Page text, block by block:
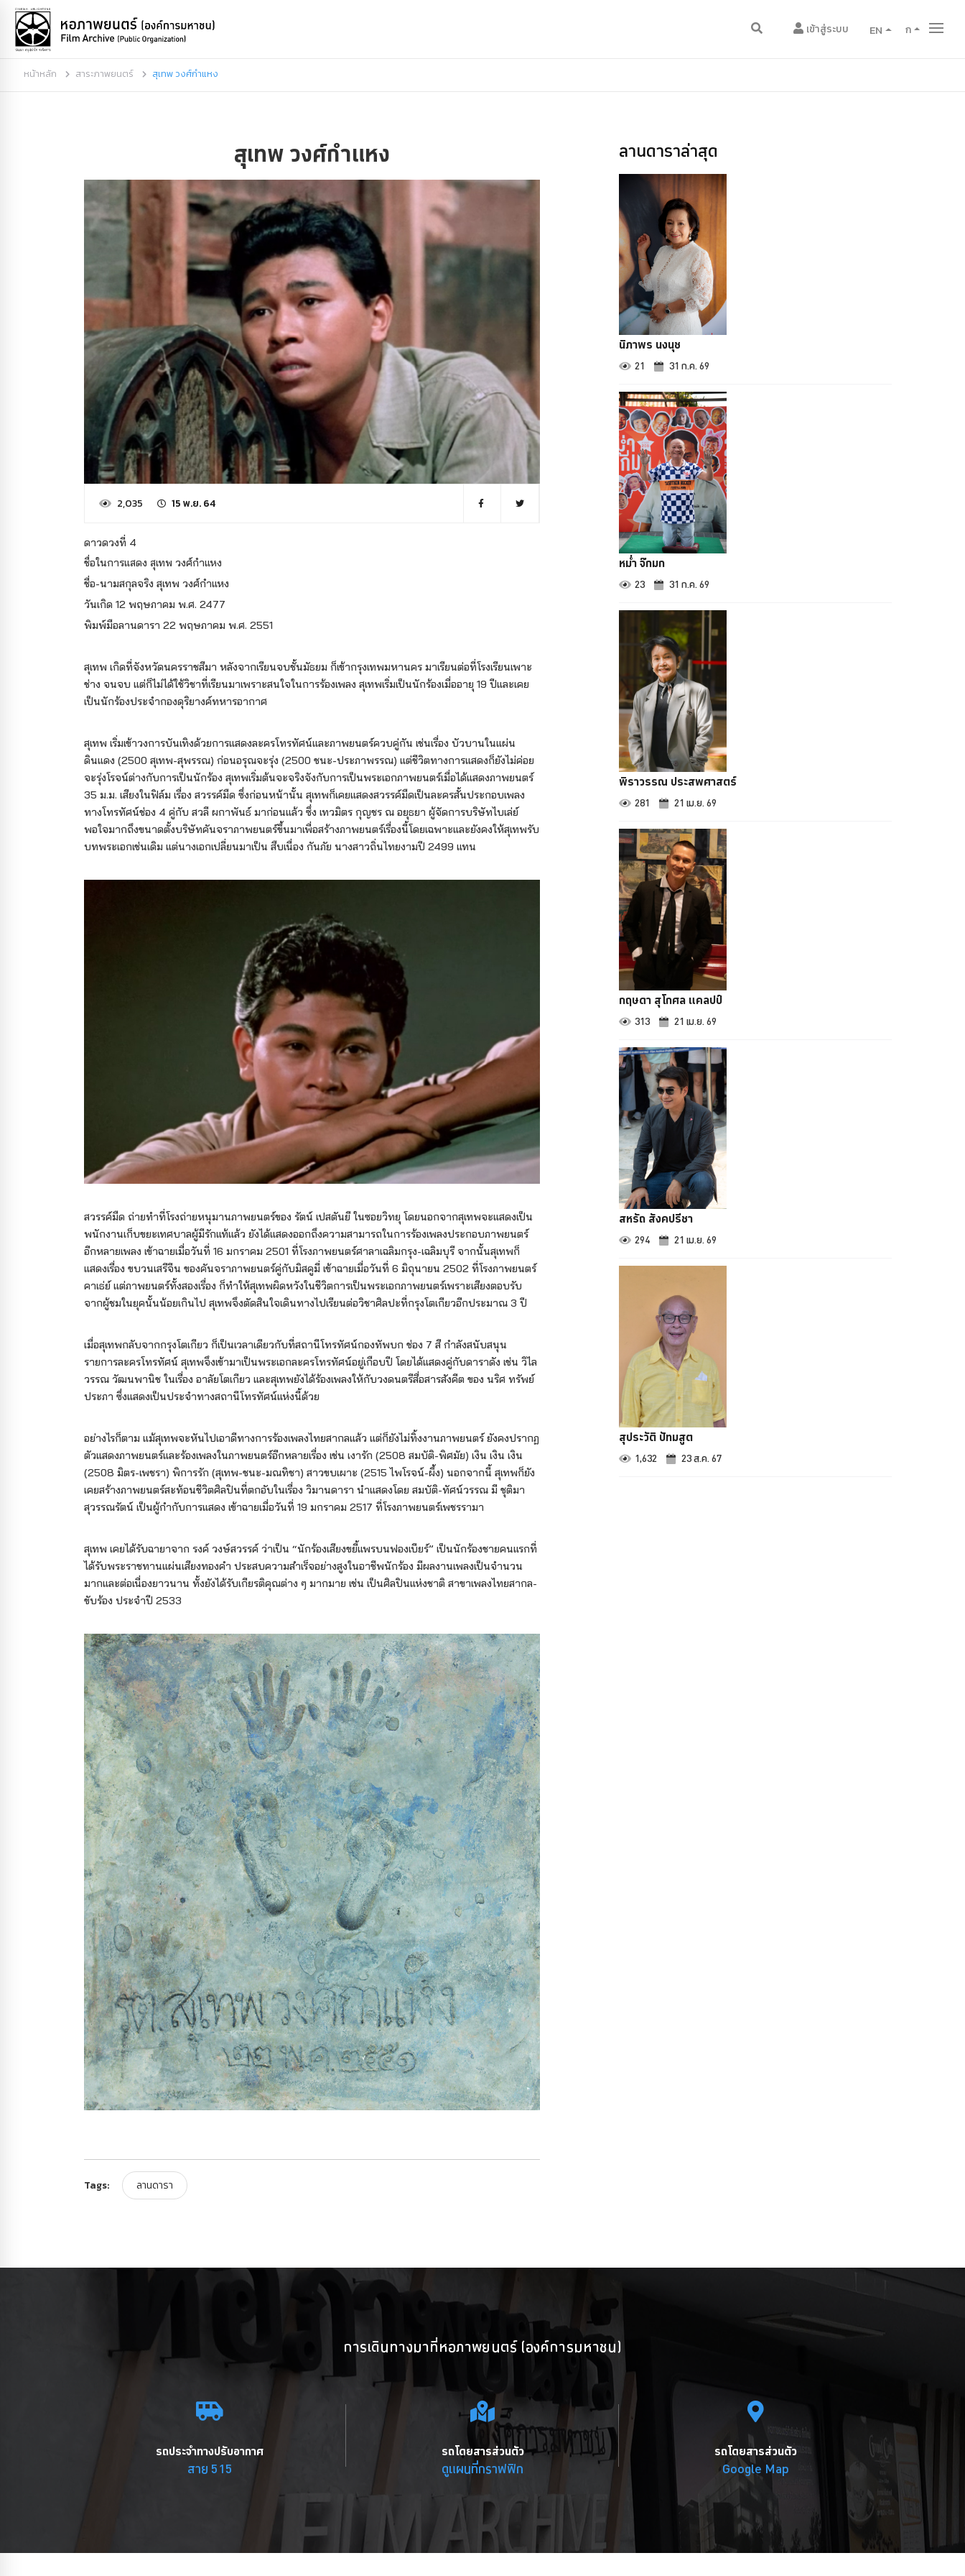
เข้าสู่ระบบ EN ก
หน้าหลัก สาระภาพยนตร์ สุเทพ วงศ์กำแหง
สุเทพ วงศ์กำแหง
2,035 15 พ.ย. 64
ดาวดวงที่ 4
ชื่อในการแสดง สุเทพ วงศ์กำแหง
ชื่อ-นามสกุลจริง สุเทพ วงศ์กำแหง
วันเกิด 12 พฤษภาคม พ.ศ. 2477
พิมพ์มือลานดารา 22 พฤษภาคม พ.ศ. 2551
สุเทพ เกิดที่จังหวัดนครราชสีมา หลังจากเรียนจบชั้นมัธยม ก็เข้ากรุงเทพมหานคร มาเรียนต่อที่โรงเรียนเพาะ
ช่าง จนจบ แต่ก็ไม่ได้ใช้วิชาที่เรียนมาเพราะสนใจในการร้องเพลง สุเทพเริ่มเป็นนักร้องเมื่ออายุ 19 ปีและเคย
เป็นนักร้องประจำกองดุริยางค์ทหารอากาศ
สุเทพ เริ่มเข้าวงการบันเทิงด้วยการแสดงละครโทรทัศน์และภาพยนตร์ควบคู่กัน เช่นเรื่อง บัวบานในแผ่น
ดินแดง (2500 สุเทพ-สุพรรณ) ก่อนอรุณจะรุ่ง (2500 ชนะ-ประภาพรรณ) แต่ชีวิตทางการแสดงก็ยังไม่ค่อย
จะรุ่งโรจน์ต่างกับการเป็นนักร้อง สุเทพเริ่มต้นจะจริงจังกับการเป็นพระเอกภาพยนตร์เมื่อได้แสดงภาพยนตร์
35 ม.ม. เสียงในฟิล์ม เรื่อง สวรรค์มืด ซึ่งก่อนหน้านั้น สุเทพก็เคยแสดงสวรรค์มืดเป็นละครสั้นประกอบเพลง
ทางโทรทัศน์ช่อง 4 คู่กับ สวลี ผกาพันธ์ มาก่อนแล้ว ซึ่ง เทวมิตร กุญชร ณ อยุธยา ผู้จัดการบริษัทไบเล่ย์
พอใจมากถึงขนาดตั้งบริษัทคันจราภาพยนตร์ขึ้นมาเพื่อสร้างภาพยนตร์เรื่องนี้โดยเฉพาะและยังคงให้สุเทพรับ
บทพระเอกเช่นเดิม แต่นางเอกเปลี่ยนมาเป็น สืบเนื่อง กันภัย นางสาวถิ่นไทยงามปี 2499 แทน
สวรรค์มืด ถ่ายทำที่โรงถ่ายหนุมานภาพยนตร์ของ รัตน์ เปสตันยี ในซอยวิทยุ โดยนอกจากสุเทพจะแสดงเป็น
พนักงานเก็บขยะเทศบาลผู้มีรักแท้แล้ว ยังได้แสดงออกถึงความสามารถในการร้องเพลงประกอบภาพยนตร์
อีกหลายเพลง เข้าฉายเมื่อวันที่ 16 มกราคม 2501 ที่โรงภาพยนตร์ศาลาเฉลิมกรุง-เฉลิมบุรี จากนั้นสุเทพก็
แสดงเรื่อง ขบวนเสรีจีน ของคันจราภาพยนตร์คู่กับมิสคูมี่ เข้าฉายเมื่อวันที่ 6 มิถุนายน 2502 ที่โรงภาพยนตร์
คาเธ่ย์ แต่ภาพยนตร์ทั้งสองเรื่อง ก็ทำให้สุเทพผิดหวังในชีวิตการเป็นพระเอกภาพยนตร์เพราะเสียงตอบรับ
จากผู้ชมในยุคนั้นน้อยเกินไป สุเทพจึงตัดสินใจเดินทางไปเรียนต่อวิชาศิลปะที่กรุงโตเกียวอีกประมาณ 3 ปี
เมื่อสุเทพกลับจากกรุงโตเกียว ก็เป็นเวลาเดียวกับที่สถานีโทรทัศน์กองทัพบก ช่อง 7 สี กำลังสนับสนุน
รายการละครโทรทัศน์ สุเทพจึงเข้ามาเป็นพระเอกละครโทรทัศน์อยู่เกือบปี โดยได้แสดงคู่กับดาราดัง เช่น วิไล
วรรณ วัฒนพานิช ในเรื่อง อาลัยโตเกียว และสุเทพยังได้ร้องเพลงให้กับวงดนตรีสื่อสารสังคีต ของ นริศ ทรัพย์
ประภา ซึ่งแสดงเป็นประจำทางสถานีโทรทัศน์แห่งนี้ด้วย
อย่างไรก็ตาม แม้สุเทพจะหันไปเอาดีทางการร้องเพลงไทยสากลแล้ว แต่ก็ยังไม่ทิ้งงานภาพยนตร์ ยังคงปรากฏ
ตัวแสดงภาพยนตร์และร้องเพลงในภาพยนตร์อีกหลายเรื่อง เช่น เงารัก (2508 สมบัติ-พิศมัย) เงิน เงิน เงิน
(2508 มิตร-เพชรา) พิการรัก (สุเทพ-ชนะ-มณทิชา) สาวขบเผาะ (2515 ไพโรจน์-ผึ้ง) นอกจากนี้ สุเทพก็ยัง
เคยสร้างภาพยนตร์สะท้อนชีวิตศิลปินที่ตกอับในเรื่อง วิมานดารา นำแสดงโดย สมบัติ-ทัศน์วรรณ มี ชุติมา
สุวรรณรัตน์ เป็นผู้กำกับการแสดง เข้าฉายเมื่อวันที่ 19 มกราคม 2517 ที่โรงภาพยนตร์เพชรรามา
สุเทพ เคยได้รับฉายาจาก รงค์ วงษ์สวรรค์ ว่าเป็น “นักร้องเสียงขยี้แพรบนฟองเบียร์” เป็นนักร้องชายคนแรกที่
ได้รับพระราชทานแผ่นเสียงทองคำ ประสบความสำเร็จอย่างสูงในอาชีพนักร้อง มีผลงานเพลงเป็นจำนวน
มากและต่อเนื่องยาวนาน ทั้งยังได้รับเกียรติคุณต่าง ๆ มากมาย เช่น เป็นศิลปินแห่งชาติ สาขาเพลงไทยสากล-
ขับร้อง ประจำปี 2533
Tags: ลานดารา
ลานดาราล่าสุด
นิภาพร นงนุช
21 31 ก.ค. 69
หม่ำ จ๊กมก
23 31 ก.ค. 69
พิราวรรณ ประสพศาสตร์
281 21 เม.ย. 69
กฤษดา สุโกศล แคลปป์
313 21 เม.ย. 69
สหรัถ สังคปรีชา
294 21 เม.ย. 69
สุประวัติ ปัทมสูต
1,632 23 ส.ค. 67
การเดินทางมาที่หอภาพยนตร์ (องค์การมหาชน)
รถประจำทางปรับอากาศ
สาย 515
รถโดยสารส่วนตัว
ดูแผนที่กราฟฟิก
รถโดยสารส่วนตัว
Google Map